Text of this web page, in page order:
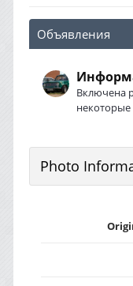
Объявления
Включена
некоторые
Photo